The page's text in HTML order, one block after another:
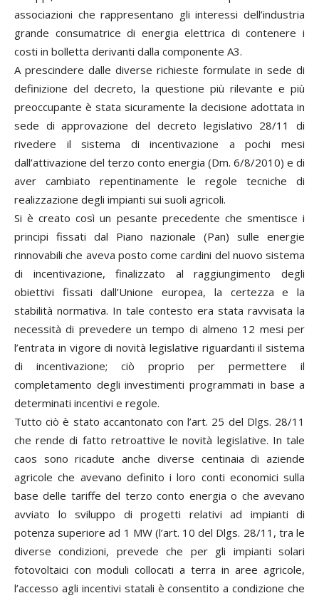
associazioni che rappresentano gli interessi dell’industria
grande consumatrice di energia elettrica di contenere i
costi in bolletta derivanti dalla componente A3.
A prescindere dalle diverse richieste formulate in sede di
definizione del decreto, la questione più rilevante e più
preoccupante è stata sicuramente la decisione adottata in
sede di approvazione del decreto legislativo 28/11 di
rivedere il sistema di incentivazione a pochi mesi
dall’attivazione del terzo conto energia (Dm. 6/8/2010) e di
aver cambiato repentinamente le regole tecniche di
realizzazione degli impianti sui suoli agricoli.
Si è creato così un pesante precedente che smentisce i
principi fissati dal Piano nazionale (Pan) sulle energie
rinnovabili che aveva posto come cardini del nuovo sistema
di incentivazione, finalizzato al raggiungimento degli
obiettivi fissati dall’Unione europea, la certezza e la
stabilità normativa. In tale contesto era stata ravvisata la
necessità di prevedere un tempo di almeno 12 mesi per
l’entrata in vigore di novità legislative riguardanti il sistema
di incentivazione; ciò proprio per permettere il
completamento degli investimenti programmati in base a
determinati incentivi e regole.
Tutto ciò è stato accantonato con l’art. 25 del Dlgs. 28/11
che rende di fatto retroattive le novità legislative. In tale
caos sono ricadute anche diverse centinaia di aziende
agricole che avevano definito i loro conti economici sulla
base delle tariffe del terzo conto energia o che avevano
avviato lo sviluppo di progetti relativi ad impianti di
potenza superiore ad 1 MW (l’art. 10 del Dlgs. 28/11, tra le
diverse condizioni, prevede che per gli impianti solari
fotovoltaici con moduli collocati a terra in aree agricole,
l’accesso agli incentivi statali è consentito a condizione che